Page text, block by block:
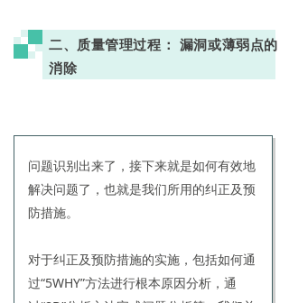
二、质量管理过程： 漏洞或薄弱点的
消除
问题识别出来了，接下来就是如何有效地
解决问题了，也就是我们所用的纠正及预
防措施。
对于纠正及预防措施的实施，包括如何通
过“5WHY”方法进行根本原因分析，通